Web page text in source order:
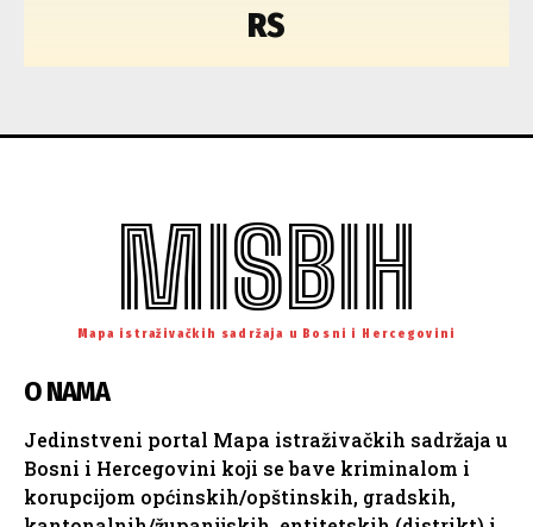
RS
MISBIH
Mapa istraživačkih sadržaja u Bosni i Hercegovini
O NAMA
Jedinstveni portal Mapa istraživačkih sadržaja u
Bosni i Hercegovini koji se bave kriminalom i
korupcijom općinskih/opštinskih, gradskih,